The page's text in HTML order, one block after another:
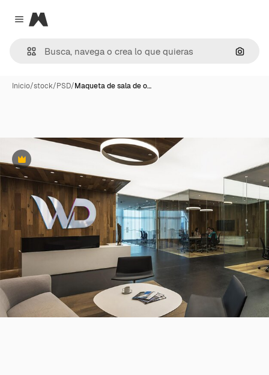
Close menu
Magnific
Inicio/stock/PSD/Maqueta de sala de o…
Premium